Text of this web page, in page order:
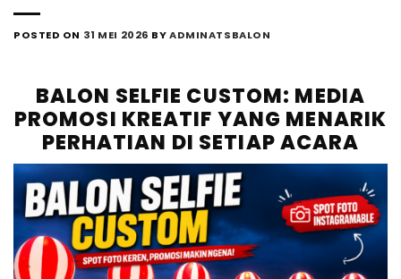
POSTED ON 31 MEI 2026 BYADMINATSBALON
BALON SELFIE CUSTOM: MEDIA
PROMOSI KREATIF YANG MENARIK
PERHATIAN DI SETIAP ACARA